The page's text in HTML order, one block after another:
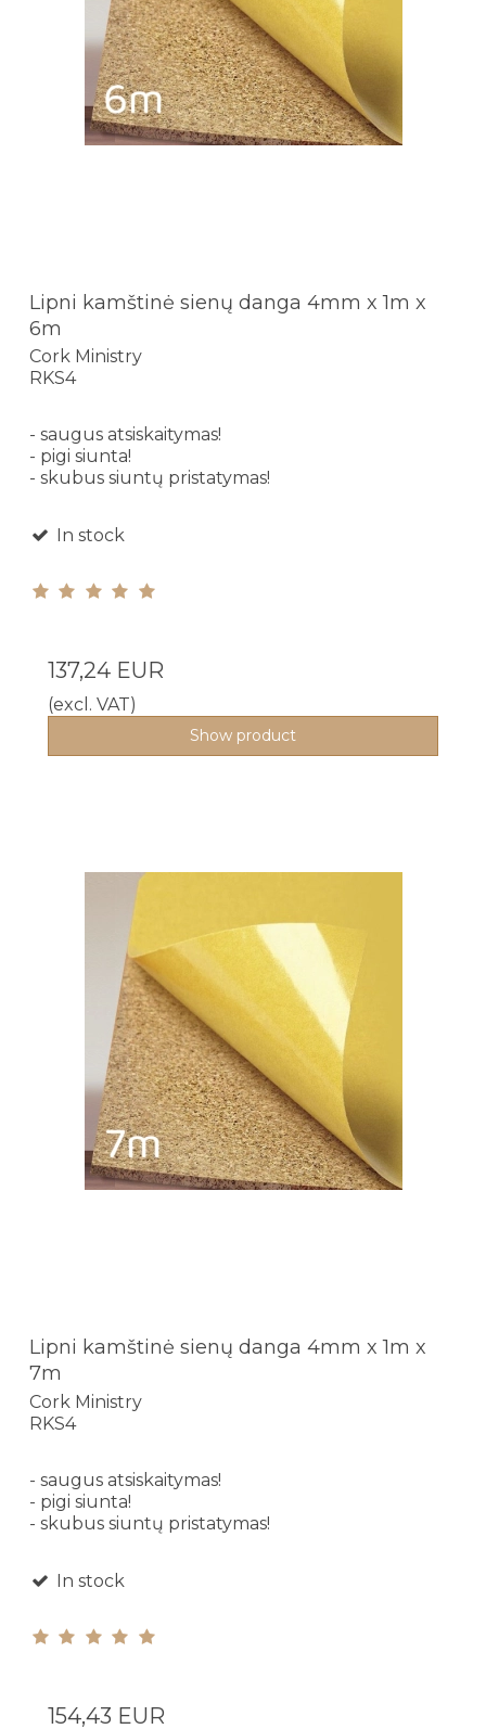
Lipni kamštinė sienų danga 4mm x 1m x
6m
Cork Ministry
RKS4
- saugus atsiskaitymas!
- pigi siunta!
- skubus siuntų pristatymas!
In stock
137,24 EUR
(excl. VAT)
Show product
Lipni kamštinė sienų danga 4mm x 1m x
7m
Cork Ministry
RKS4
- saugus atsiskaitymas!
- pigi siunta!
- skubus siuntų pristatymas!
In stock
154,43 EUR